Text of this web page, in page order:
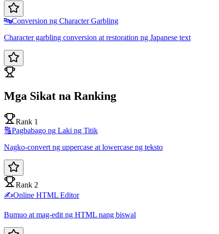
🔤Conversion ng Character Garbling
Character garbling conversion at restoration ng Japanese text
Mga Sikat na Ranking
Rank 1
🔠Pagbabago ng Laki ng Titik
Nagko-convert ng uppercase at lowercase ng teksto
Rank 2
✍️Online HTML Editor
Bumuo at mag-edit ng HTML nang biswal